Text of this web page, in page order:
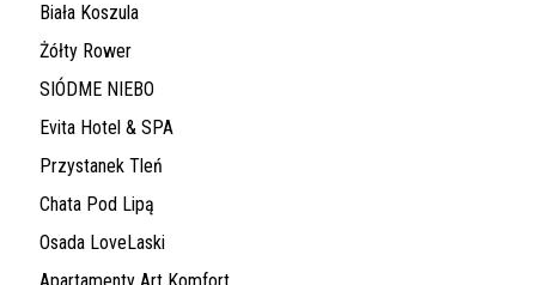
Biała Koszula
Żółty Rower
SIÓDME NIEBO
Evita Hotel & SPA
Przystanek Tleń
Chata Pod Lipą
Osada LoveLaski